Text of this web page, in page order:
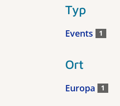
Typ
Events 1
Ort
Europa 1